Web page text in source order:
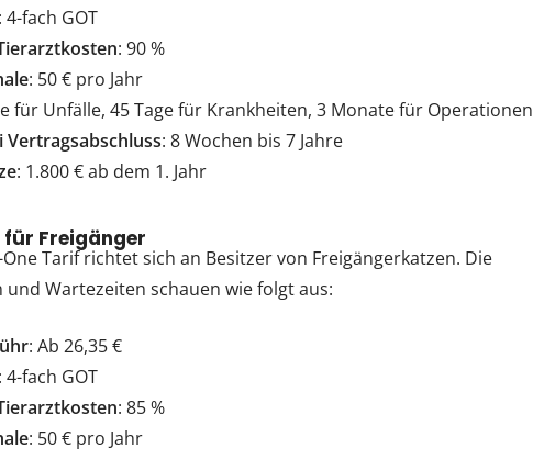
: 4-fach GOT
: 90 %
: 50 € pro Jahr
für Unfälle, 45 Tage für Krankheiten, 3 Monate für Operationen
: 8 Wochen bis 7 Jahre
: 1.800 € ab dem 1. Jahr
Freigänger
Tarif richtet sich an Besitzer von Freigängerkatzen. Die
und Wartezeiten schauen wie folgt aus:
: Ab 26,35 €
: 4-fach GOT
: 85 %
: 50 € pro Jahr